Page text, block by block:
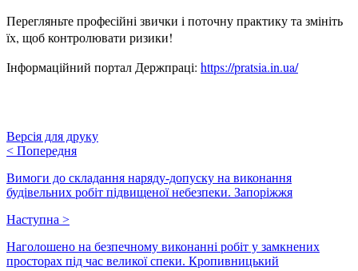
Перегляньте професійні звички і поточну практику та змініть
їх, щоб контролювати ризики!
Інформаційний портал Держпраці: https://pratsia.in.ua/
Версія для друку
< Попередня
Вимоги до складання наряду-допуску на виконання
будівельних робіт підвищеної небезпеки. Запоріжжя
Наступна >
Наголошено на безпечному виконанні робіт у замкнених
просторах під час великої спеки. Кропивницький